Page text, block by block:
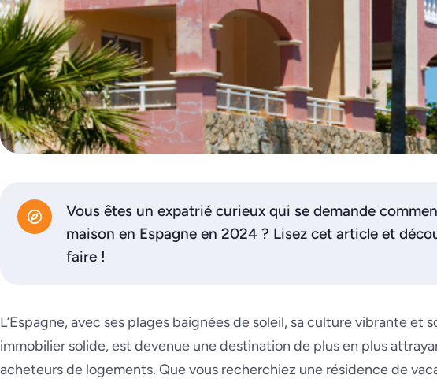
Vous êtes un expatrié curieux qui se demande
maison en Espagne en 2024 ? Lisez cet article et
faire !
L’Espagne, avec ses plages baignées de soleil, sa culture vibrante et
immobilier solide, est devenue une destination de plus en plus
acheteurs de logements. Que vous recherchiez une résidence de